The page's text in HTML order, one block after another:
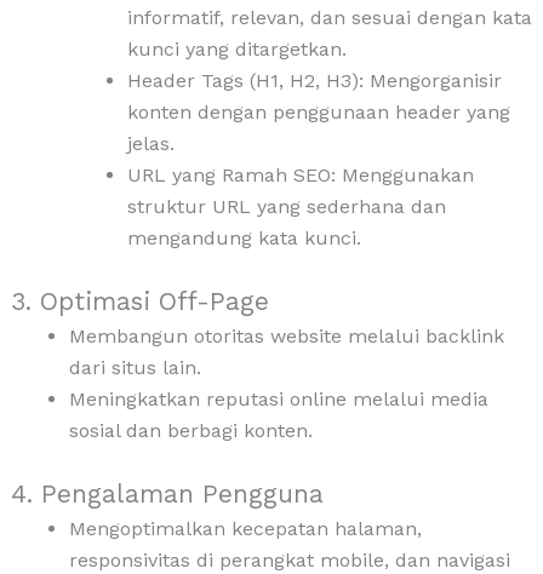
informatif, relevan, dan sesuai dengan kata
kunci yang ditargetkan.
Header Tags (H1, H2, H3): Mengorganisir
konten dengan penggunaan header yang
jelas.
URL yang Ramah SEO: Menggunakan
struktur URL yang sederhana dan
mengandung kata kunci.
3. Optimasi Off-Page
Membangun otoritas website melalui backlink
dari situs lain.
Meningkatkan reputasi online melalui media
sosial dan berbagi konten.
4. Pengalaman Pengguna
Mengoptimalkan kecepatan halaman,
responsivitas di perangkat mobile, dan navigasi